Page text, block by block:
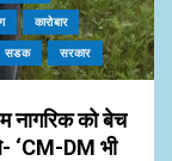
कारोबार
सडक सरकार
नागरिक को बेच
‘CM-DM भी